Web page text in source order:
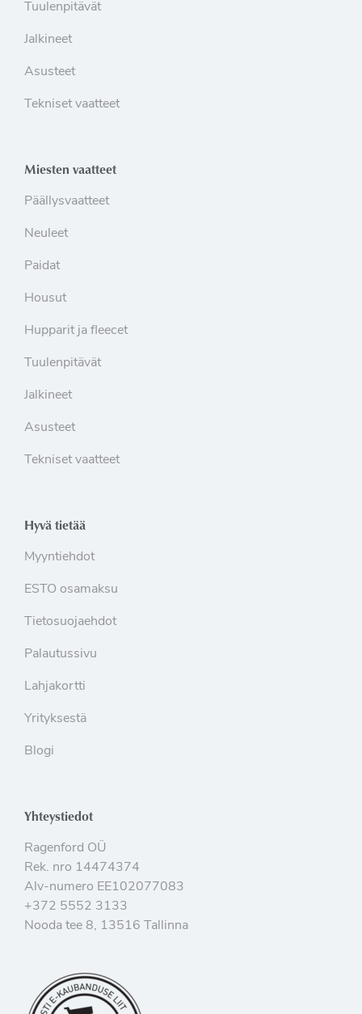
Tuulenpitävät
Jalkineet
Asusteet
Tekniset vaatteet
Miesten vaatteet
Päällysvaatteet
Neuleet
Paidat
Housut
Hupparit ja fleecet
Tuulenpitävät
Jalkineet
Asusteet
Tekniset vaatteet
Hyvä tietää
Myyntiehdot
ESTO osamaksu
Tietosuojaehdot
Palautussivu
Lahjakortti
Yrityksestä
Blogi
Yhteystiedot
Ragenford OÜ
Rek. nro 14474374
Alv-numero EE102077083
+372 5552 3133
Nooda tee 8, 13516 Tallinna